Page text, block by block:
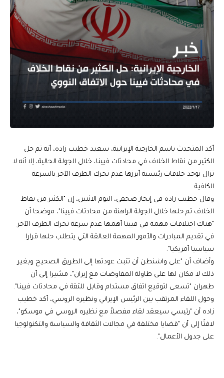
أكد المتحدث باسم الخارجية الإيرانية، سعيد خطيب زاده، أنه تم حل
الكثير من نقاط الخلاف في محادثات فيينا، خلال الجولة الحالية، إلا أنه لا
تزال توجد خلافات رئيسية أبرزها عدم تحرك الطرف الآخر بالسرعة
الكافية.
وقال خطيب زاده في إيجاز صحفي، اليوم الاثنين، إن "الكثير من نقاط
الخلاف تم حلها خلال الجولة الراهنة من محادثات فيينا"، موضحا أن
"هناك اختلافات مهمة في فيينا أهمها عدم سرعة تحرك الطرف الآخر
في تقديم المبادرات والأمور المهمة العالقة التي يتطلب حلها قرارا
سياسيا أمريكيا".
وأضاف أن "على واشنطن أن تثبت عودتها إلى الطريق الصحيح وبغير
ذلك لا مكان لها على طاولة المفاوضات مع إيران"، مشيرا إلى أن
طهران "تسعى لتوقيع اتفاق مستدام وقابل للثقة في محادثات فيينا".
وحول اللقاء المرتقب بين الرئيس الإيراني ونظيره الروسي، أكد خطيب
زاده أن "رئيسي سيعقد لقاء مفصلاً مع نظيره الروسي في موسكو"،
لافتًا إلى أن "قضايا مختلفة في مجالات الثقافة والسياسة والتكنولوجيا
على جدول الأعمال".